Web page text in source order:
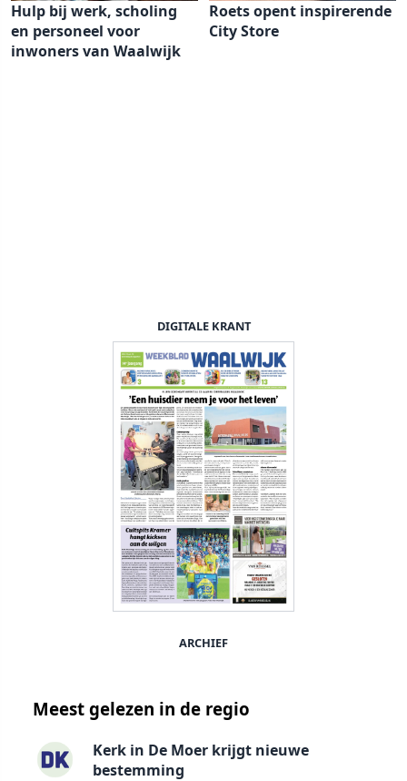
Hulp bij werk, scholing
en personeel voor
inwoners van Waalwijk
Roets opent inspirerende
City Store
DIGITALE KRANT
ARCHIEF
Meest gelezen in de regio
Kerk in De Moer krijgt nieuwe
bestemming